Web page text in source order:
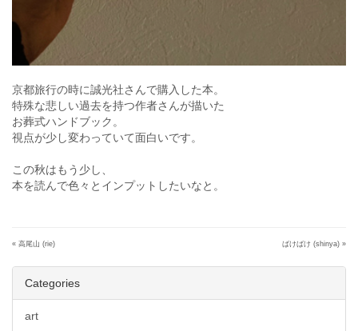
京都旅行の時に誠光社さんで購入した本。
特殊な悲しい過去を持つ作者さんが描いた
お葬式ハンドブック。
視点が少し変わっていて面白いです。
この秋はもう少し、
本を読んで色々とインプットしたいなと。
« 高尾山 (rie) ばけばけ (shinya) »
Categories
art